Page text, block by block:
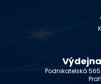
Podnikatelská 565